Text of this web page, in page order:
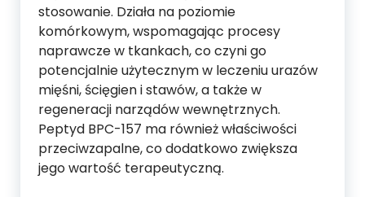
stosowanie. Działa na poziomie
komórkowym, wspomagając procesy
naprawcze w tkankach, co czyni go
potencjalnie użytecznym w leczeniu urazów
mięśni, ścięgien i stawów, a także w
regeneracji narządów wewnętrznych.
Peptyd BPC-157 ma również właściwości
przeciwzapalne, co dodatkowo zwiększa
jego wartość terapeutyczną.